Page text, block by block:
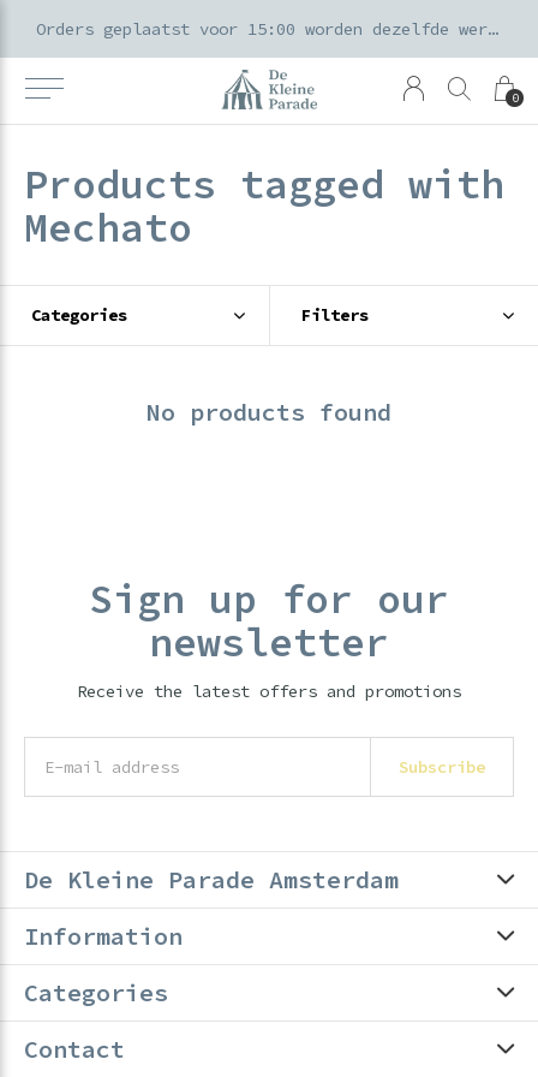
0
Orders geplaatst voor 15:00 worden dezelfde werkdag verzonden
Products tagged with
Mechato
Categories Filters
No products found
Sign up for our
newsletter
Receive the latest offers and promotions
Subscribe
De Kleine Parade Amsterdam
Information
Categories
Contact